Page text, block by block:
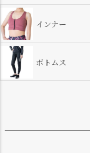
インナー
ボトムス